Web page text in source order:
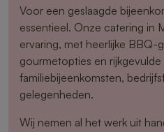
Voor een geslaagde
essentieel. Onze catering in
ervaring, met heerlijke BBQ-
gourmetopties en
familiebijeenkomsten,
gelegenheden.
Wij nemen al het werk uit